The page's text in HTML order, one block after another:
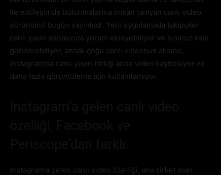
ile etkileşimde bulunmalarına imkan tanıyan canlı video
sürümünü bugün yayınladı. Yeni uygulamada takipçiler
canlı yayın esnasında yorum ekleyebiliyor ve sınırsız kalp
gönderebiliyor, ancak çoğu canlı videonun aksine,
Instagram’da canlı yayın bittiği anda video kayboluyor ve
daha fazla görüntüleme için kullanılamıyor.
Instagram’a gelen canlı video özelliği, ana şirket olan